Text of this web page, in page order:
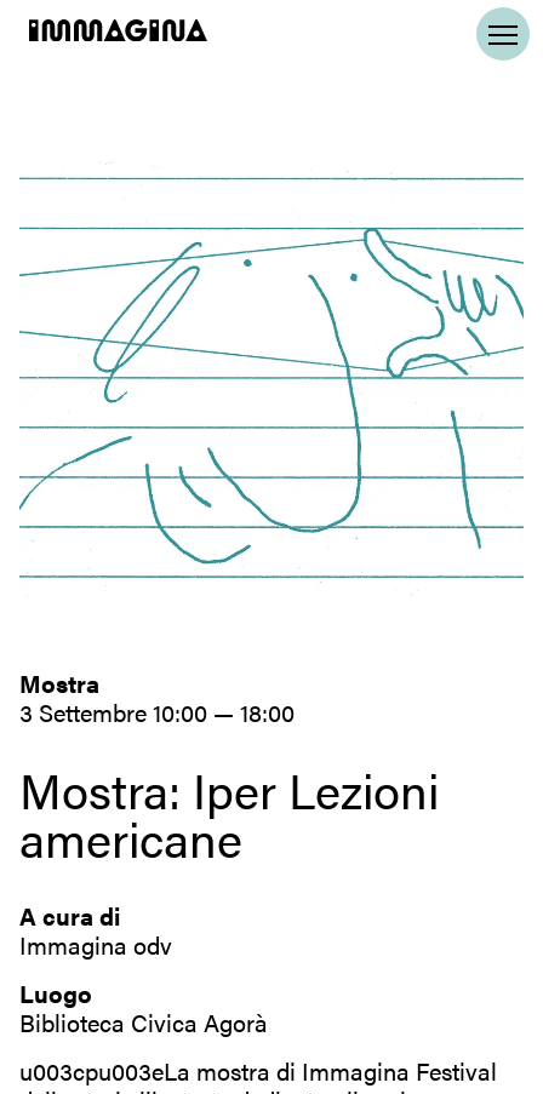
Mostra
3 Settembre 10:00 — 18:00
Mostra: Iper Lezioni
americane
A cura di
Immagina odv
Luogo
Biblioteca Civica Agorà
u003cpu003eLa mostra di Immagina Festival